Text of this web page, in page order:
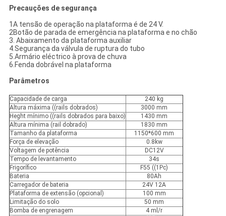
Precauções de segurança
1A tensão de operação na plataforma é de 24 V.
2Botão de parada de emergência na plataforma e no chão
3. Abaixamento da plataforma auxiliar
4.Segurança da válvula de ruptura do tubo
5.Armário eléctrico à prova de chuva
6.Fenda dobrável na plataforma
Parâmetros
Capacidade de carga
240 kg
Altura máxima ((rails dobrados)
3000 mm
Heght mínimo ((rails dobrados para baixo)
1430 mm
Altura mínima (rail dobrado)
1830 mm
Tamanho da plataforma
1150*600 mm
Força de elevação
0.8kw
Voltagem de potência
DC12V
Tempo de levantamento
34s
Frigorífico
F55 ((1Pc)
Bateria
80Ah
Carregador de bateria
24V 12A
Plataforma de extensão (opcional)
100 mm
Limitação do solo
50 mm
Bomba de engrenagem
4 ml/r